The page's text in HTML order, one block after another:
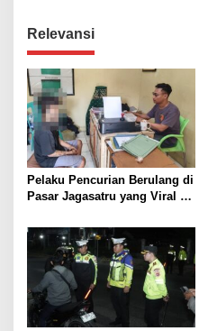
Relevansi
Pelaku Pencurian Berulang di
Pasar Jagasatru yang Viral di
Ditangkap Polsek Seltim